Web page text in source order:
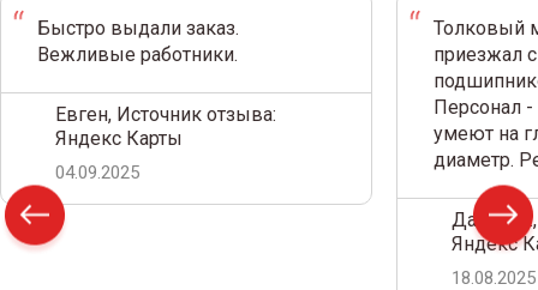
Быстро выдали заказ.
Вежливые работники.
Евген, Источник отзыва:
Яндекс Карты
04.09.2025
Толковый
приезжал
Персонал
умеют на
диаметр.
Дамир
Яндекс
18.08.2025